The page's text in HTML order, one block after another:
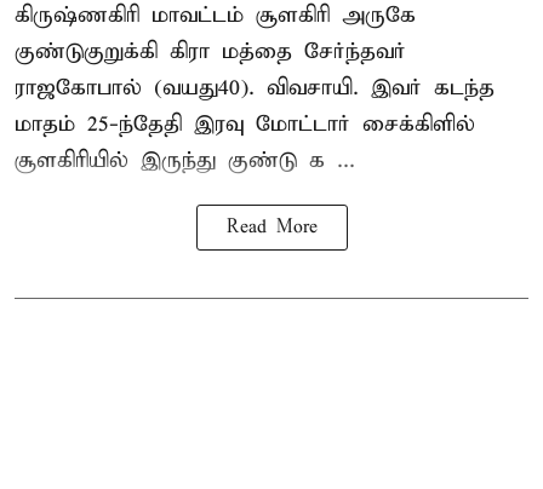
கிருஷ்ணகிரி மாவட்டம் சூளகிரி அருகே
குண்டுகுறுக்கி கிரா மத்தை சேர்ந்தவர்
ராஜகோபால் (வயது40). விவசாயி. இவர் கடந்த
மாதம் 25-ந்தேதி இரவு மோட்டார் சைக்கிளில்
சூளகிரியில் இருந்து குண்டு க ...
Read More